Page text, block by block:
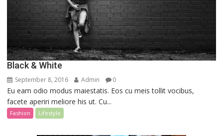
Black & White
September 8, 2016 Admin 0
Eu eam odio modus maiestatis. Eos cu meis tollit vocibus,
facete aperiri meliore his ut. Cu...
Fashion Lifestyle